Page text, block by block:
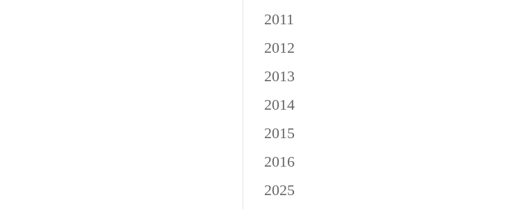
2011
2012
2013
2014
2015
2016
2025